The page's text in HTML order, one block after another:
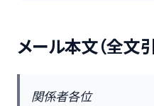
メール本文（全文
関係者各位